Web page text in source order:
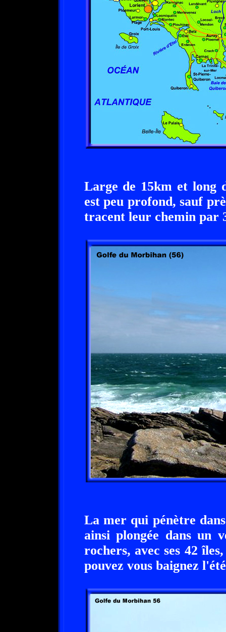
Large de 15km et long
est peu profond, sauf
tracent leur chemin par
La mer qui pénètre
ainsi plongée dans un
rochers, avec ses 42
pouvez vous baignez